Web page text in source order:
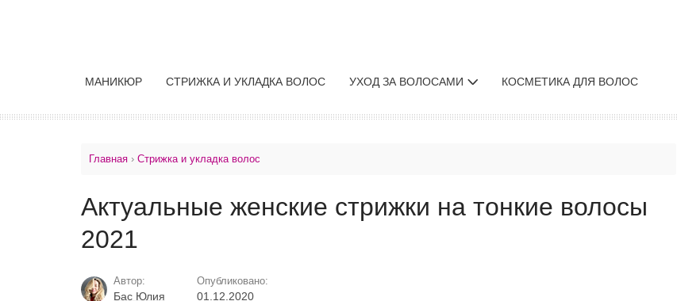
МАНИКЮР СТРИЖКА И УКЛАДКА ВОЛОС УХОД ЗА ВОЛОСАМИ КОСМЕТИКА ДЛЯ ВОЛОС
Главная › Стрижка и укладка волос
Актуальные женские стрижки на тонкие волосы
2021
Автор:
Бас Юлия
Опубликовано:
01.12.2020